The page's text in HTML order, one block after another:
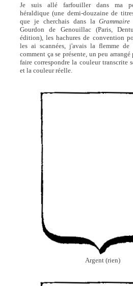
Je suis allé farfouiller dans ma
héraldique (une demi-douzaine de
que je cherchais dans la
Gourdon de Genouillac (Paris,
édition), les hachures de convention
les ai scannées, j'avais la flemme de
comment ça se présente, un peu
faire correspondre la couleur transcrite
et la couleur réelle.
Argent (rien)